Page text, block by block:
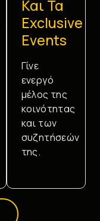
Και Τα
Exclusive
Events
Γίνε
ενεργό
μέλος της
κοινότητας
και των
συζητήσεών
της.